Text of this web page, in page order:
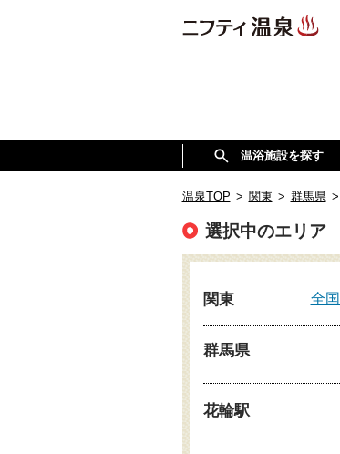
温浴施設を探す
温泉TOP > 関東 > 群馬県 >
選択中のエリア
関東 全
群馬県
花輪駅